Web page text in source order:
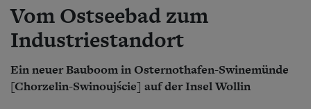
Panorama
Gesellschaft
Leben
Ostpreußen
Pommern
Vom Ostseebad zum
Industriestandort
Ein neuer Bauboom in Osternothafen-Swinemünde
[Chorzelin-Swinoujście] auf der Insel Wollin